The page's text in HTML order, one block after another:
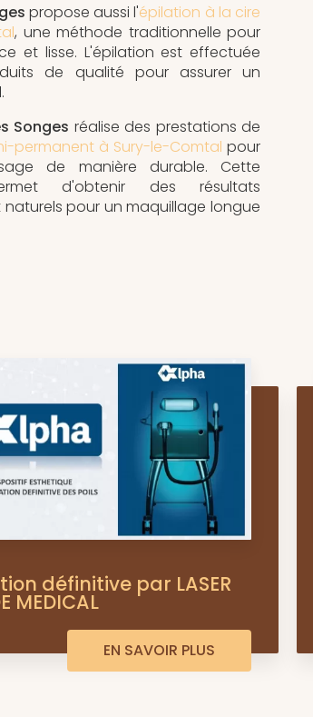
propose aussi l'épilation à la cire
, une méthode traditionnelle pour
et lisse. L'épilation est effectuée
de qualité pour assurer un
Songes réalise des prestations de
permanent à Sury-le-Comtal pour
de manière durable. Cette
d'obtenir des résultats
pour un maquillage longue
définitive par LASER
MEDICAL
EN SAVOIR PLUS